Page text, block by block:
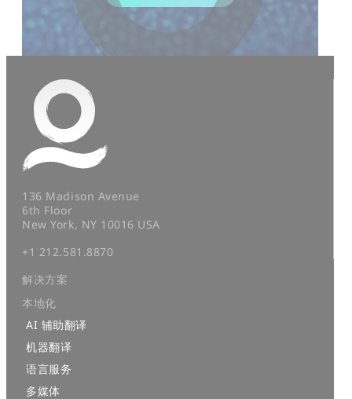
136 Madison Avenue
6th Floor
New York, NY 10016 USA
+1 212.581.8870
解决方案
本地化
AI 辅助翻译
机器翻译
语言服务
多媒体